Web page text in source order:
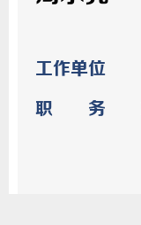
工作单位
职务